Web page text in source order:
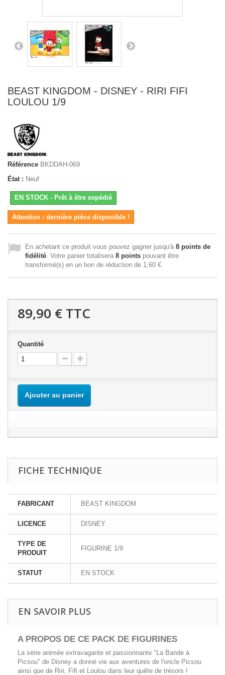
BEAST KINGDOM - DISNEY - RIRI FIFI
LOULOU 1/9
Référence BKDDAH-069
État : Neuf
EN STOCK - Prêt à être expédié
Attention : dernière pièce disponible !
En achetant ce produit vous pouvez gagner jusqu'à 8 points de
fidélité . Votre panier totalisera 8 points pouvant être
transformé(s) en un bon de réduction de 1,60 €
89,90 € TTC
Quantité
Ajouter au panier
FICHE TECHNIQUE
FABRICANT BEAST KINGDOM
LICENCE DISNEY
TYPE DE
PRODUIT
FIGURINE 1/9
STATUT EN STOCK
EN SAVOIR PLUS
A PROPOS DE CE PACK DE FIGURINES
La série animée extravagante et passionnante "La Bande à
Picsou" de Disney a donné vie aux aventures de l'oncle Picsou
ainsi que de Riri, Fifi et Loulou dans leur quête de trésors !